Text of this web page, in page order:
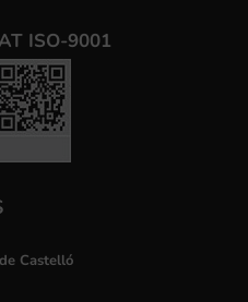
ISO-9001
Castelló